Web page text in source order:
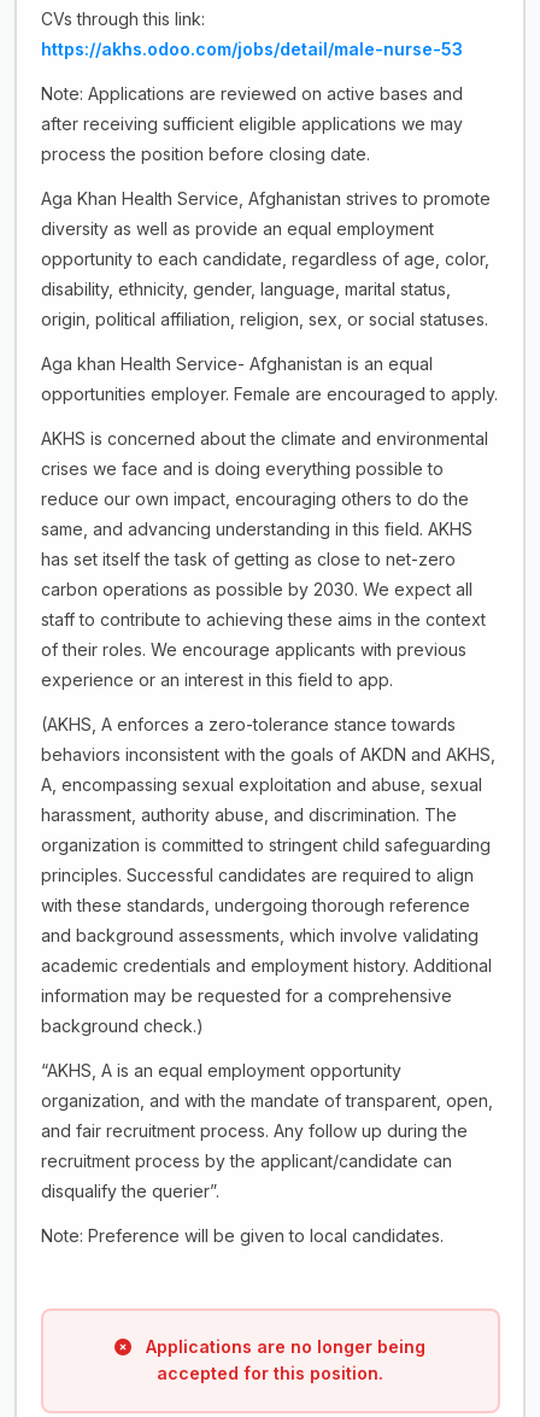
CVs through this link:
https://akhs.odoo.com/jobs/detail/male-nurse-53
Note: Applications are reviewed on active bases and
after receiving sufficient eligible applications we may
process the position before closing date.
Aga Khan Health Service, Afghanistan strives to promote
diversity as well as provide an equal employment
opportunity to each candidate, regardless of age, color,
disability, ethnicity, gender, language, marital status,
origin, political affiliation, religion, sex, or social statuses.
Aga khan Health Service- Afghanistan is an equal
opportunities employer. Female are encouraged to apply.
AKHS is concerned about the climate and environmental
crises we face and is doing everything possible to
reduce our own impact, encouraging others to do the
same, and advancing understanding in this field. AKHS
has set itself the task of getting as close to net-zero
carbon operations as possible by 2030. We expect all
staff to contribute to achieving these aims in the context
of their roles. We encourage applicants with previous
experience or an interest in this field to app.
(AKHS, A enforces a zero-tolerance stance towards
behaviors inconsistent with the goals of AKDN and AKHS,
A, encompassing sexual exploitation and abuse, sexual
harassment, authority abuse, and discrimination. The
organization is committed to stringent child safeguarding
principles. Successful candidates are required to align
with these standards, undergoing thorough reference
and background assessments, which involve validating
academic credentials and employment history. Additional
information may be requested for a comprehensive
background check.)
“AKHS, A is an equal employment opportunity
organization, and with the mandate of transparent, open,
and fair recruitment process. Any follow up during the
recruitment process by the applicant/candidate can
disqualify the querier”.
Note: Preference will be given to local candidates.
Applications are no longer being
accepted for this position.